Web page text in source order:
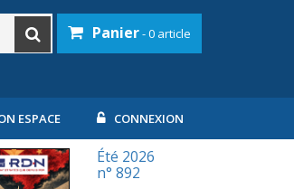
Panier- 0 article
ESPACE CONNEXION
Été 2026
n° 892